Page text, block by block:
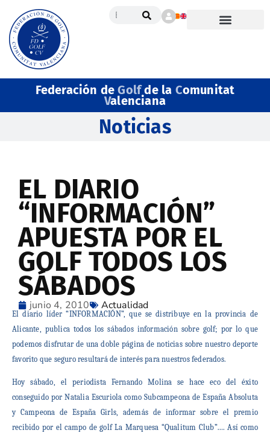
Federación deGolfde la Comunitat
Valenciana
Noticias
EL DIARIO
“INFORMACIÓN”
APUESTA POR EL
GOLF TODOS LOS
SÁBADOS
junio 4, 2010 Actualidad
El diario líder “INFORMACIÓN”, que se distribuye en la provincia de
Alicante, publica todos los sábados información sobre golf; por lo que
podemos disfrutar de una doble página de noticias sobre nuestro deporte
favorito que seguro resultará de interés para nuestros federados.
Hoy sábado, el periodista Fernando Molina se hace eco del éxito
conseguido por Natalia Escuriola como Subcampeona de España Absoluta
y Campeona de España Girls, además de informar sobre el premio
recibido por el campo de golf La Marquesa “Qualitum Club”…. Así como